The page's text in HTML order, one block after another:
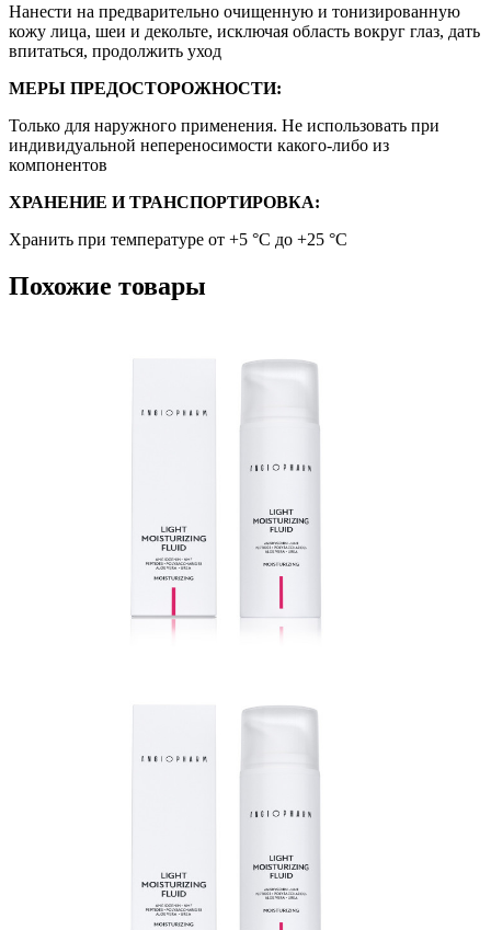
Нанести на предварительно очищенную и тонизированную
кожу лица, шеи и декольте, исключая область вокруг глаз, дать
впитаться, продолжить уход
МЕРЫ ПРЕДОСТОРОЖНОСТИ:
Только для наружного применения. Не использовать при
индивидуальной непереносимости какого-либо из
компонентов
ХРАНЕНИЕ И ТРАНСПОРТИРОВКА:
Хранить при температуре от +5 °C до +25 °C
Похожие товары